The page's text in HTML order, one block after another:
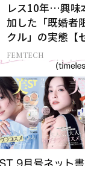
レス10年…興味
加した「既婚者
クル」の実態【
レス AND THE
ちの告白-】
FEMTECH